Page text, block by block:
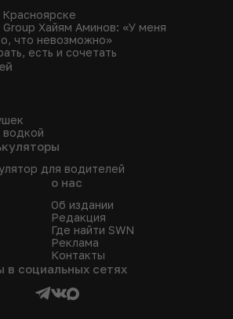
Хайям Аминов: «У меня
что невозможно»
есть и сочетать
водкой
для водителей
о нас
Об издании
Редакция
Где найти SWN
Реклама
Контакты
в социальных сетях